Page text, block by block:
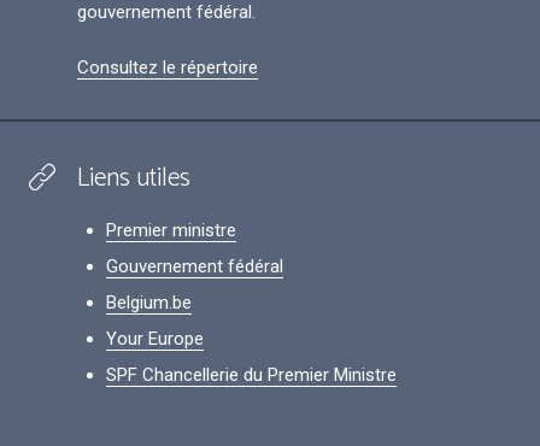
gouvernement fédéral.
Consultez le répertoire
Liens utiles
Premier ministre
Gouvernement fédéral
Belgium.be
Your Europe
SPF Chancellerie du Premier Ministre